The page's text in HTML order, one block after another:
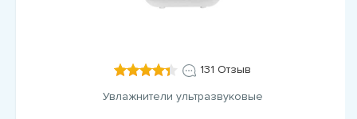
131 Отзыв
Увлажнители ультразвуковые